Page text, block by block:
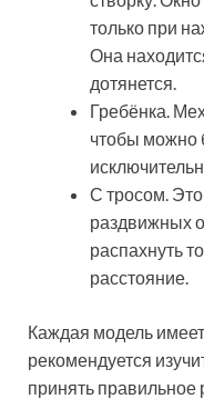
только при
Она
дотянется.
Гребёнка.
чтобы можно
С тросом.
раздвижных
распахнуть
расстояние.
Каждая модель
рекомендуется
принять правильное